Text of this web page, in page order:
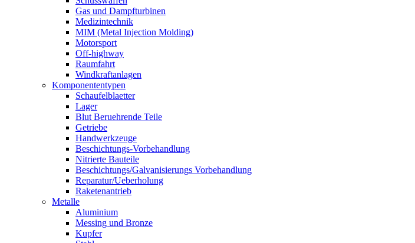
Gas und Dampfturbinen
Medizintechnik
MIM (Metal Injection Molding)
Motorsport
Off-highway
Raumfahrt
Windkraftanlagen
Komponententypen
Schaufelblaetter
Lager
Blut Beruehrende Teile
Getriebe
Handwerkzeuge
Beschichtungs-Vorbehandlung
Nitrierte Bauteile
Beschichtungs/Galvanisierungs Vorbehandlung
Reparatur/Ueberholung
Raketenantrieb
Metalle
Aluminium
Messing und Bronze
Kupfer